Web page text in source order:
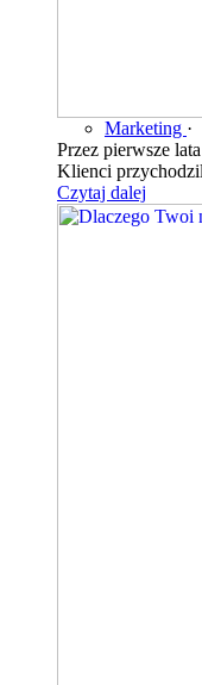
Marketing ·
Przez pierwsze
Klienci
Czytaj dalej